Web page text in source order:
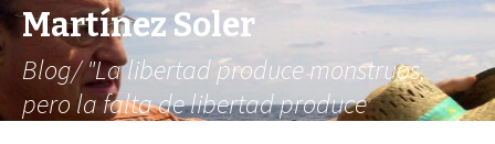
Martínez Soler
Blog/ "La libertad produce monstruos,
pero la falta de libertad produce